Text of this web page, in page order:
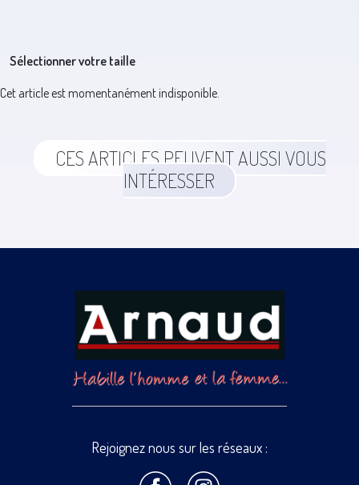
Sélectionner votre taille
Cet article est momentanément indisponible.
CES ARTICLES PEUVENT AUSSI VOUS
INTÉRESSER
Rejoignez nous sur les réseaux :